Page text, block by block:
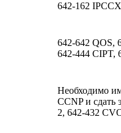
642-162 IPCCX
642-642 QOS,
642-444 CIPT,
Необходимо
CCNP и сдать
2, 642-432